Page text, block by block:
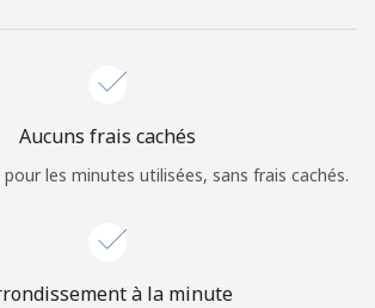
Rappel du mot de passe →
Login
Aucuns frais cachés
les minutes utilisées, sans frais cachés.
à la minute